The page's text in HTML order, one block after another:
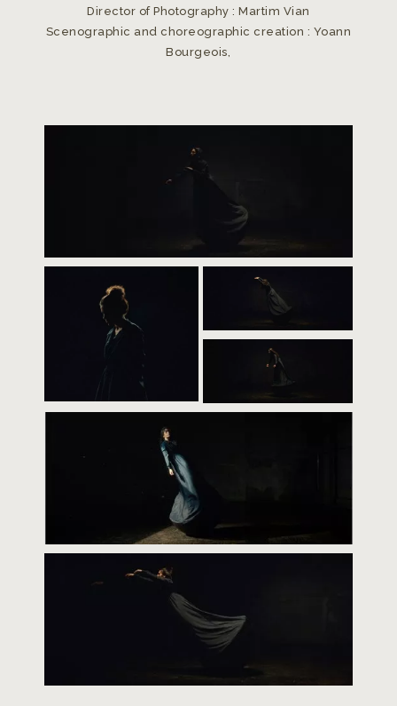
Director of Photography : Martim Vian
Scenographic and choreographic creation : Yoann
Bourgeois,